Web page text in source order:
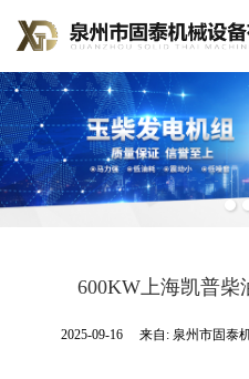
首页 公司介绍 产品展示
600KW上海凯普柴
2025-09-16 来自: 泉州市固泰